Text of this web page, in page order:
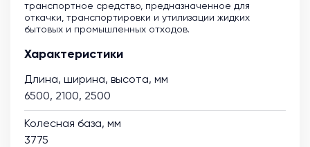
транспортное средство, предназначенное для
откачки, транспортировки и утилизации жидких
бытовых и промышленных отходов.
Характеристики
Длина, ширина, высота, мм
6500, 2100, 2500
Колесная база, мм
3775